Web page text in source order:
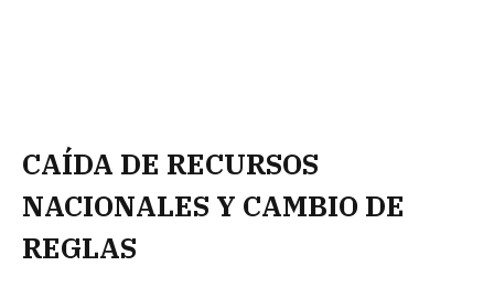
CAÍDA DE RECURSOS
NACIONALES Y CAMBIO DE
REGLAS